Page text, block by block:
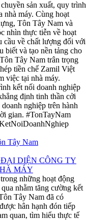
sản xuất, quy trình
nhà máy. Cùng hoạt
Tôn Tây Nam và
nhìn thực tiễn về hoạt
cầu về chất lượng đối với
biết và tạo nền tảng cho
Tây Nam trân trọng
tiền chế Zamil Việt
việc tại nhà máy.
kết nối doanh nghiệp
định tinh thần cởi
nghiệp trên hành
gian. #TonTayNam
DIỆN CÔNG TY
MÁY
những hoạt động
nhằm tăng cường kết
Tây Nam đã có
hân hạnh đón tiếp
quan, tìm hiểu thực tế